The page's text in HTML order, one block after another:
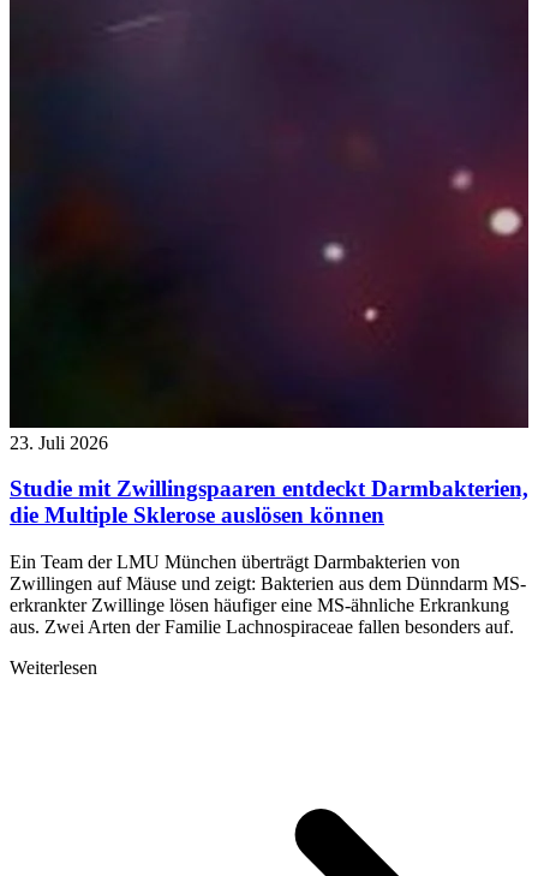
23. Juli 2026
Studie mit Zwillingspaaren entdeckt Darmbakterien,
die Multiple Sklerose auslösen können
Ein Team der LMU München überträgt Darmbakterien von
Zwillingen auf Mäuse und zeigt: Bakterien aus dem Dünndarm MS-
erkrankter Zwillinge lösen häufiger eine MS-ähnliche Erkrankung
aus. Zwei Arten der Familie Lachnospiraceae fallen besonders auf.
Weiterlesen